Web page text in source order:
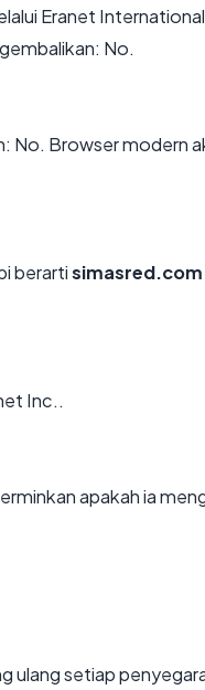
Eranet
No.
No. Browser modern
berartisimasred.com
Inc..
apakah ia
ulang setiap